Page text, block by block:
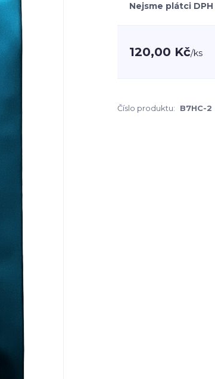
Nejsme plátci DPH
120,00 Kč/ks
Číslo produktu: B7HC-2